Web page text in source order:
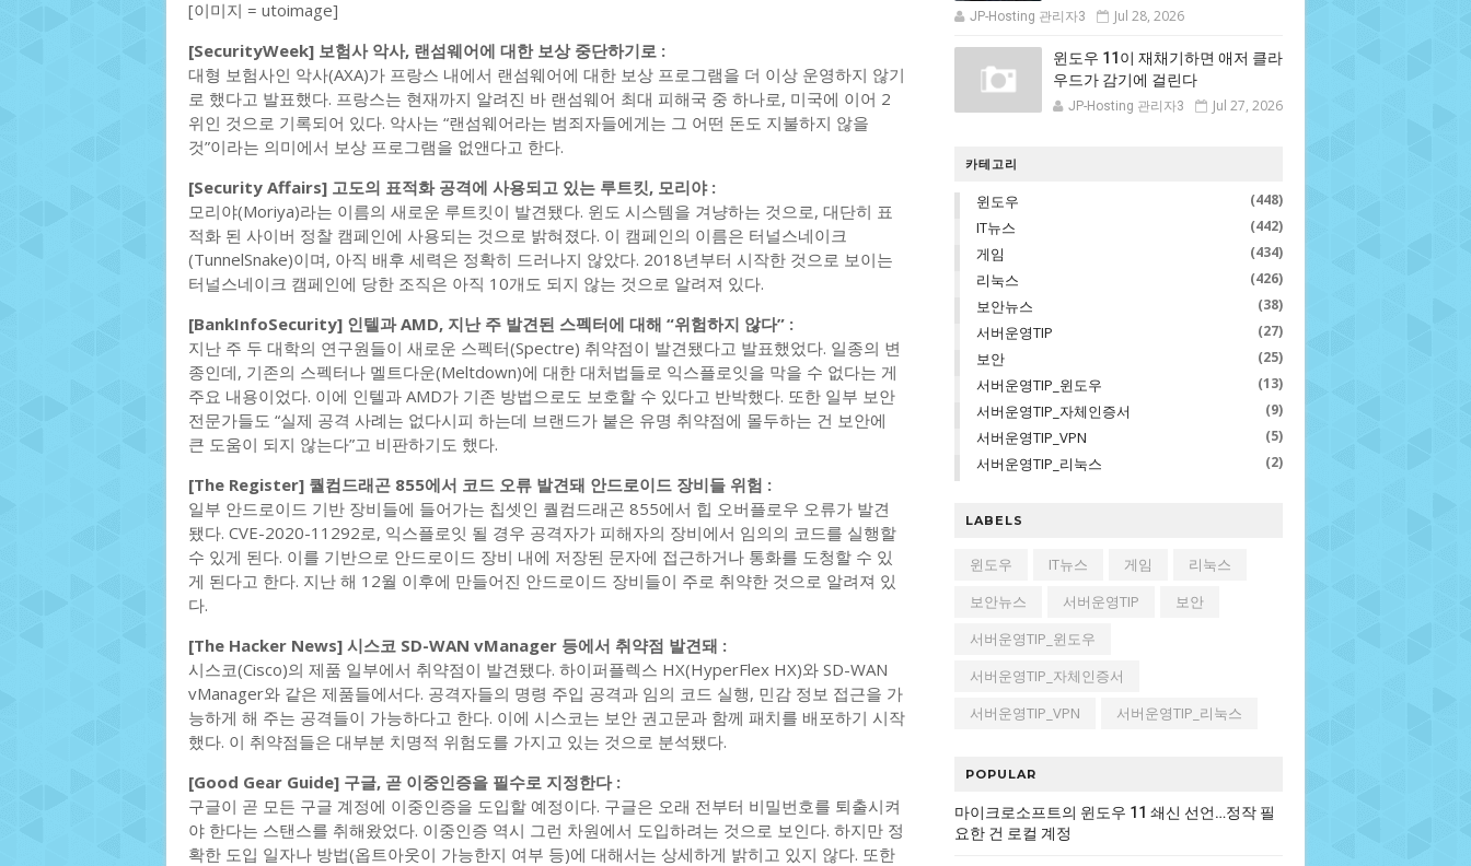
[이미지 = utoimage]
[SecurityWeek] 보험사 악사, 랜섬웨어에 대한 보상 중단하기로 :
대형 보험사인 악사(AXA)가 프랑스 내에서 랜섬웨어에 대한 보상 프로그램을 더 이상 운영하지 않기
로 했다고 발표했다. 프랑스는 현재까지 알려진 바 랜섬웨어 최대 피해국 중 하나로, 미국에 이어 2
위인 것으로 기록되어 있다. 악사는 “랜섬웨어라는 범죄자들에게는 그 어떤 돈도 지불하지 않을
것”이라는 의미에서 보상 프로그램을 없앤다고 한다.
[Security Affairs] 고도의 표적화 공격에 사용되고 있는 루트킷, 모리야 :
모리야(Moriya)라는 이름의 새로운 루트킷이 발견됐다. 윈도 시스템을 겨냥하는 것으로, 대단히 표
적화 된 사이버 정찰 캠페인에 사용되는 것으로 밝혀졌다. 이 캠페인의 이름은 터널스네이크
(TunnelSnake)이며, 아직 배후 세력은 정확히 드러나지 않았다. 2018년부터 시작한 것으로 보이는
터널스네이크 캠페인에 당한 조직은 아직 10개도 되지 않는 것으로 알려져 있다.
[BankInfoSecurity] 인텔과 AMD, 지난 주 발견된 스펙터에 대해 “위험하지 않다” :
지난 주 두 대학의 연구원들이 새로운 스펙터(Spectre) 취약점이 발견됐다고 발표했었다. 일종의 변
종인데, 기존의 스펙터나 멜트다운(Meltdown)에 대한 대처법들로 익스플로잇을 막을 수 없다는 게
주요 내용이었다. 이에 인텔과 AMD가 기존 방법으로도 보호할 수 있다고 반박했다. 또한 일부 보안
전문가들도 “실제 공격 사례는 없다시피 하는데 브랜드가 붙은 유명 취약점에 몰두하는 건 보안에
큰 도움이 되지 않는다”고 비판하기도 했다.
[The Register] 퀄컴드래곤 855에서 코드 오류 발견돼 안드로이드 장비들 위험 :
일부 안드로이드 기반 장비들에 들어가는 칩셋인 퀄컴드래곤 855에서 힙 오버플로우 오류가 발견
됐다. CVE-2020-11292로, 익스플로잇 될 경우 공격자가 피해자의 장비에서 임의의 코드를 실행할
수 있게 된다. 이를 기반으로 안드로이드 장비 내에 저장된 문자에 접근하거나 통화를 도청할 수 있
게 된다고 한다. 지난 해 12월 이후에 만들어진 안드로이드 장비들이 주로 취약한 것으로 알려져 있
다.
[The Hacker News] 시스코 SD-WAN vManager 등에서 취약점 발견돼 :
시스코(Cisco)의 제품 일부에서 취약점이 발견됐다. 하이퍼플렉스 HX(HyperFlex HX)와 SD-WAN
vManager와 같은 제품들에서다. 공격자들의 명령 주입 공격과 임의 코드 실행, 민감 정보 접근을 가
능하게 해 주는 공격들이 가능하다고 한다. 이에 시스코는 보안 권고문과 함께 패치를 배포하기 시작
했다. 이 취약점들은 대부분 치명적 위험도를 가지고 있는 것으로 분석됐다.
[Good Gear Guide] 구글, 곧 이중인증을 필수로 지정한다 :
구글이 곧 모든 구글 계정에 이중인증을 도입할 예정이다. 구글은 오래 전부터 비밀번호를 퇴출시켜
야 한다는 스탠스를 취해왔었다. 이중인증 역시 그런 차원에서 도입하려는 것으로 보인다. 하지만 정
확한 도입 일자나 방법(옵트아웃이 가능한지 여부 등)에 대해서는 상세하게 밝히고 있지 않다. 또한
JP-Hosting 관리자3 Jul 28, 2026
윈도우 11이 재채기하면 애저 클라
우드가 감기에 걸린다
JP-Hosting 관리자3 Jul 27, 2026
카테고리
윈도우 (448)
IT뉴스 (442)
게임 (434)
리눅스 (426)
보안뉴스 (38)
서버운영TIP (27)
보안 (25)
서버운영TIP_윈도우 (13)
서버운영TIP_자체인증서 (9)
서버운영TIP_VPN (5)
서버운영TIP_리눅스 (2)
LABELS
윈도우 IT뉴스 게임
리눅스
보안뉴스
서버운영TIP
보안
서버운영TIP_윈도우
서버운영TIP_자체인증서
서버운영TIP_VPN
서버운영TIP_리눅스
POPULAR
마이크로소프트의 윈도우 11 쇄신 선언…정작 필
요한 건 로컬 계정